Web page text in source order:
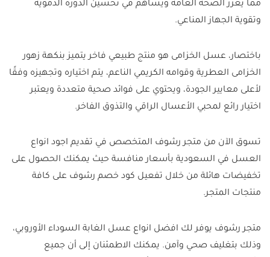
مما يعزز الصحة العامة ويساهم في تحسين الدورة الدموية
وتقوية الجهاز المناعي.
باختصار، عسل الخزامى هو منتج طبيعي فاخر يتميز بنكهة زهور
الخزامى العطرية وقوامه الكريمي الناعم، يتم اختياره وتجهيزه وفقًا
لأعلى معايير الجودة، ويحتوي على فوائد صحية متعددة ويعتبر
اختيار رائع لمحبي الأعسال الراقي والتذوق الفاخر.
تسوق الآن من متجر رشوف المتخصص في تقديم اجود انواع
العسل في السعودية بأسعار منافسة حيث يمكنك الحصول على
تخفيضات هائلة من خلال تفعيل كود خصم رشوف على كافة
منتجات المتجر.
متجر رشوف يوفر لك افضل انواع عسل الغابة السوداء الأوروبي،
وذلك بتغليف صحي وآمن. يمكنك الاطمئنان إلى أن جميع